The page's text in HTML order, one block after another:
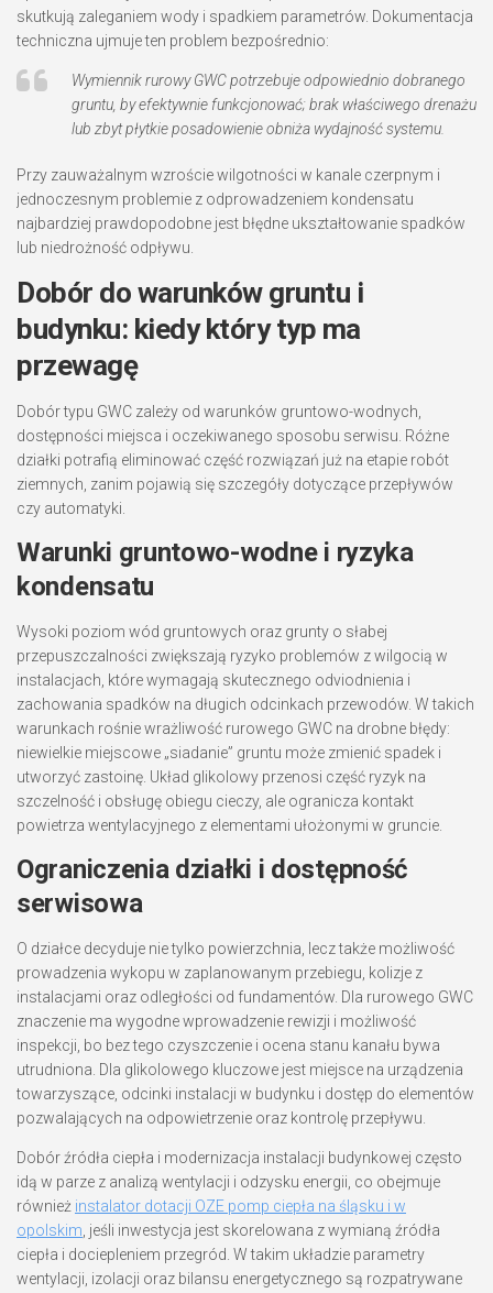
skutkują zaleganiem wody i spadkiem parametrów. Dokumentacja
techniczna ujmuje ten problem bezpośrednio:
Wymiennik rurowy GWC potrzebuje odpowiednio dobranego
gruntu, by efektywnie funkcjonować; brak właściwego drenażu
lub zbyt płytkie posadowienie obniża wydajność systemu.
Przy zauważalnym wzroście wilgotności w kanale czerpnym i
jednoczesnym problemie z odprowadzeniem kondensatu
najbardziej prawdopodobne jest błędne ukształtowanie spadków
lub niedrożność odpływu.
Dobór do warunków gruntu i
budynku: kiedy który typ ma
przewagę
Dobór typu GWC zależy od warunków gruntowo-wodnych,
dostępności miejsca i oczekiwanego sposobu serwisu. Różne
działki potrafią eliminować część rozwiązań już na etapie robót
ziemnych, zanim pojawią się szczegóły dotyczące przepływów
czy automatyki.
Warunki gruntowo-wodne i ryzyka
kondensatu
Wysoki poziom wód gruntowych oraz grunty o słabej
przepuszczalności zwiększają ryzyko problemów z wilgocią w
instalacjach, które wymagają skutecznego odviodnienia i
zachowania spadków na długich odcinkach przewodów. W takich
warunkach rośnie wrażliwość rurowego GWC na drobne błędy:
niewielkie miejscowe „siadanie” gruntu może zmienić spadek i
utworzyć zastoinę. Układ glikolowy przenosi część ryzyk na
szczelność i obsługę obiegu cieczy, ale ogranicza kontakt
powietrza wentylacyjnego z elementami ułożonymi w gruncie.
Ograniczenia działki i dostępność
serwisowa
O działce decyduje nie tylko powierzchnia, lecz także możliwość
prowadzenia wykopu w zaplanowanym przebiegu, kolizje z
instalacjami oraz odległości od fundamentów. Dla rurowego GWC
znaczenie ma wygodne wprowadzenie rewizji i możliwość
inspekcji, bo bez tego czyszczenie i ocena stanu kanału bywa
utrudniona. Dla glikolowego kluczowe jest miejsce na urządzenia
towarzyszące, odcinki instalacji w budynku i dostęp do elementów
pozwalających na odpowietrzenie oraz kontrolę przepływu.
Dobór źródła ciepła i modernizacja instalacji budynkowej często
idą w parze z analizą wentylacji i odzysku energii, co obejmuje
również instalator dotacji OZE pomp ciepła na śląsku i w
opolskim , jeśli inwestycja jest skorelowana z wymianą źródła
ciepła i dociepleniem przegród. W takim układzie parametry
wentylacji, izolacji oraz bilansu energetycznego są rozpatrywane